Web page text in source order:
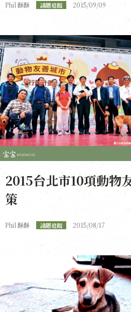
Phil 酥酥 議題追蹤 2015/09/09
2015台北市10項動物
策
Phil 酥酥 議題追蹤 2015/08/17